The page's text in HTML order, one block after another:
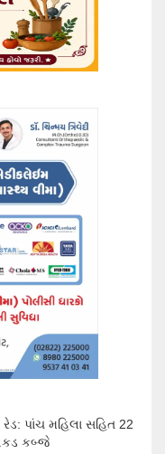
પાંચ મહિલા સહિત 22
કબ્જે